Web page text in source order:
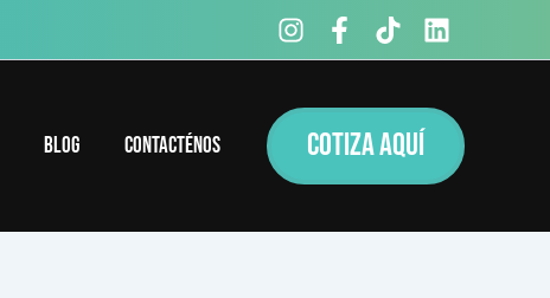
Blog Contacténos COTIZA AQUÍ